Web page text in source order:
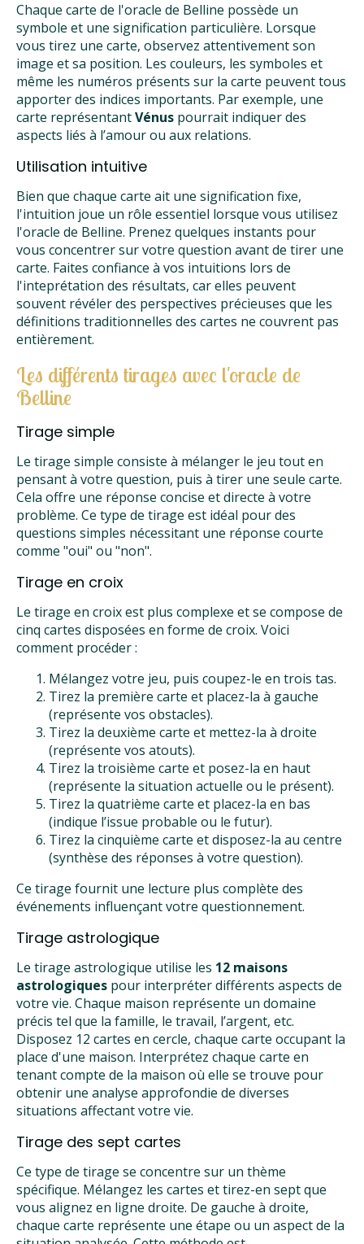
Chaque carte de l'oracle de Belline possède un
symbole et une signification particulière. Lorsque
vous tirez une carte, observez attentivement son
image et sa position. Les couleurs, les symboles et
même les numéros présents sur la carte peuvent tous
apporter des indices importants. Par exemple, une
carte représentantVénus pourrait indiquer des
aspects liés à l’amour ou aux relations.
Utilisation intuitive
Bien que chaque carte ait une signification fixe,
l'intuition joue un rôle essentiel lorsque vous utilisez
l'oracle de Belline. Prenez quelques instants pour
vous concentrer sur votre question avant de tirer une
carte. Faites confiance à vos intuitions lors de
l'inteprétation des résultats, car elles peuvent
souvent révéler des perspectives précieuses que les
définitions traditionnelles des cartes ne couvrent pas
entièrement.
Les différents tirages avec l'oracle de
Belline
Tirage simple
Le tirage simple consiste à mélanger le jeu tout en
pensant à votre question, puis à tirer une seule carte.
Cela offre une réponse concise et directe à votre
problème. Ce type de tirage est idéal pour des
questions simples nécessitant une réponse courte
comme "oui" ou "non".
Tirage en croix
Le tirage en croix est plus complexe et se compose de
cinq cartes disposées en forme de croix. Voici
comment procéder :
Mélangez votre jeu, puis coupez-le en trois tas.
Tirez la première carte et placez-la à gauche
(représente vos obstacles).
Tirez la deuxième carte et mettez-la à droite
(représente vos atouts).
Tirez la troisième carte et posez-la en haut
(représente la situation actuelle ou le présent).
Tirez la quatrième carte et placez-la en bas
(indique l’issue probable ou le futur).
Tirez la cinquième carte et disposez-la au centre
(synthèse des réponses à votre question).
Ce tirage fournit une lecture plus complète des
événements influençant votre questionnement.
Tirage astrologique
Le tirage astrologique utilise les 12 maisons
astrologiques pour interpréter différents aspects de
votre vie. Chaque maison représente un domaine
précis tel que la famille, le travail, l’argent, etc.
Disposez 12 cartes en cercle, chaque carte occupant la
place d'une maison. Interprétez chaque carte en
tenant compte de la maison où elle se trouve pour
obtenir une analyse approfondie de diverses
situations affectant votre vie.
Tirage des sept cartes
Ce type de tirage se concentre sur un thème
spécifique. Mélangez les cartes et tirez-en sept que
vous alignez en ligne droite. De gauche à droite,
chaque carte représente une étape ou un aspect de la